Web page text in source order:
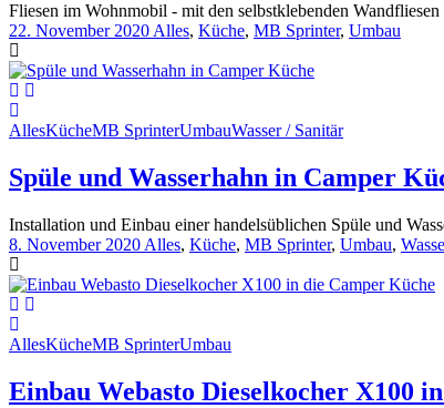
Fliesen im Wohnmobil - mit den selbstklebenden
22. November 2020Alles, Küche, MB Sprinter, Umbau
AllesKücheMB SprinterUmbauWasser / Sanitär
Spüle und Wasserhahn in Camper
Installation und Einbau einer handelsüblichen Spüle und
8. November 2020 Alles, Küche, MB Sprinter, Umbau,
AllesKücheMB SprinterUmbau
Einbau Webasto Dieselkocher X100